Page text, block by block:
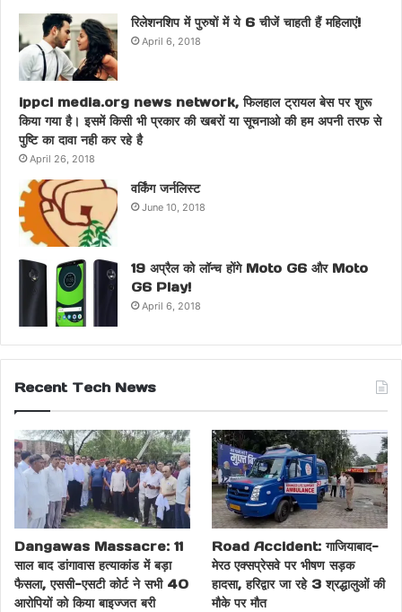
रिलेशनशिप में पुरुषों में ये 6 चीजें चाहती हैं महिलाएं!
April 6, 2018
ippci media.org news network, फिलहाल ट्रायल बेस पर शुरू
किया गया है। इसमें किसी भी प्रकार की खबरों या सूचनाओ की हम अपनी तरफ से
पुष्टि का दावा नही कर रहे है
April 26, 2018
वर्किंग जर्नलिस्ट
June 10, 2018
19 अप्रैल को लॉन्च होंगे Moto G6 और Moto
G6 Play!
April 6, 2018
Recent Tech News
Dangawas Massacre: 11
साल बाद डांगावास हत्याकांड में बड़ा
फैसला, एससी-एसटी कोर्ट ने सभी 40
आरोपियों को किया बाइज्जत बरी
Road Accident: गाजियाबाद-
मेरठ एक्सप्रेसवे पर भीषण सड़क
हादसा, हरिद्वार जा रहे 3 श्रद्धालुओं की
मौके पर मौत